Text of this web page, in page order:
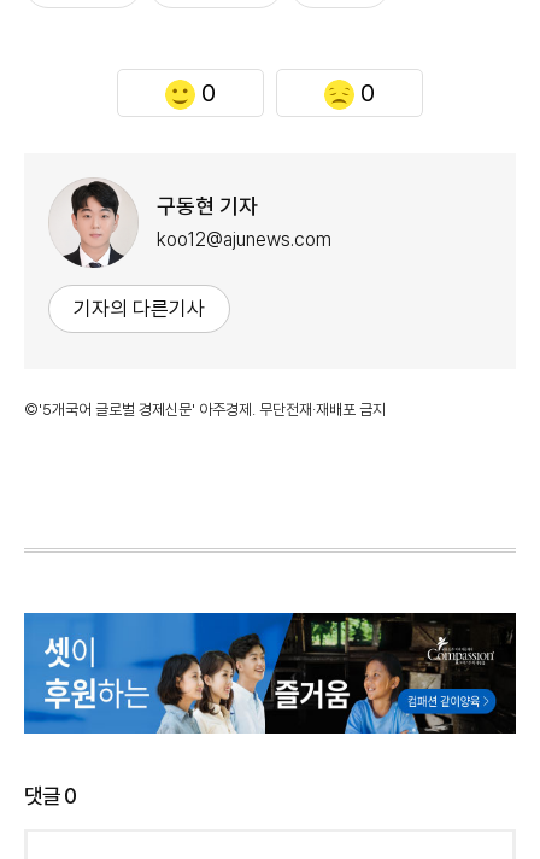
0 0
구동현 기자
koo12@ajunews.com
기자의 다른기사
©'5개국어 글로벌 경제신문' 아주경제. 무단전재·재배포 금지
댓글0